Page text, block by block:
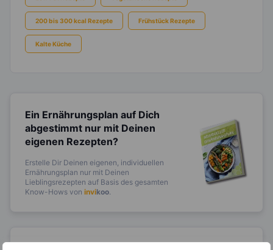
200 bis 300 kcal Rezepte Frühstück Rezepte
Kalte Küche
Ein Ernährungsplan auf Dich
abgestimmt nur mit Deinen
eigenen Rezepten?
Erstelle Dir Deinen eigenen, individuellen
Ernährungsplan nur mit Deinen
Lieblingsrezepten auf Basis des gesamten
Know-Hows von invikoo